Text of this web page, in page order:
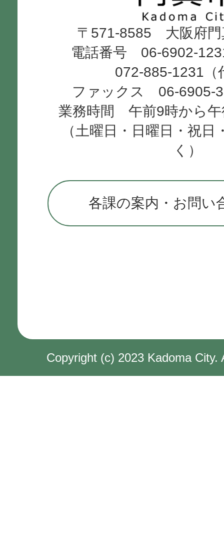
Kadoma
City
〒571-8585 大阪府門
電話番号 06-6902-
072-885-1231（
ファックス 06-6905-
業務時間 午前9時から午
（土曜日・日曜日・祝日
く）
各課の案内・お問い
Copyright (c) 2023 Kadoma City.